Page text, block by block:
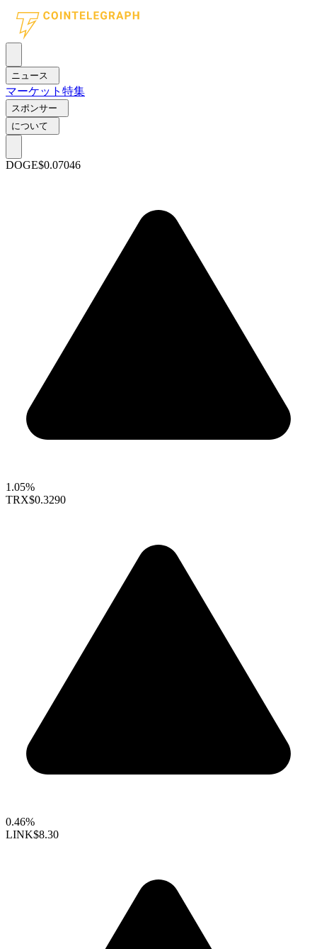
ニュース
マーケット 特集
スポンサー
について
DOGE$0.07046
1.05%
TRX$0.3290
0.46%
LINK$8.30